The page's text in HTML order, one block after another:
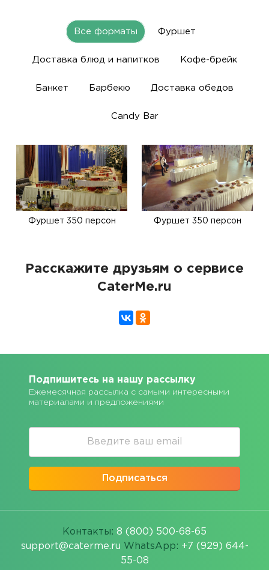
Все форматы Фуршет
Доставка блюд и напитков Кофе-брейк
Банкет Барбекю Доставка обедов
Candy Bar
Фуршет 350 персон Фуршет 350 персон
Расскажите друзьям о сервисе
CaterMe.ru
Подпишитесь на нашу рассылку
Ежемесячная рассылка с самыми интересными
материалами и предложениями
Подписаться
Контакты: 8 (800) 500-68-65
support@caterme.ru WhatsApp: +7 (929) 644-
55-08